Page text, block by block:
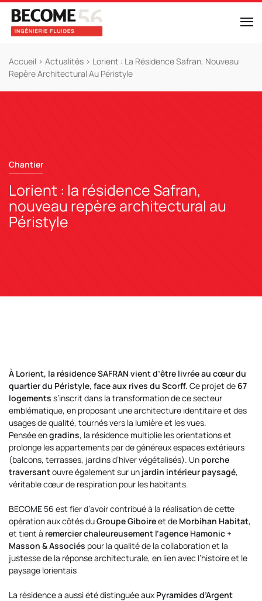
Accueil > Actualités > Lorient : La Résidence Safran, Nouveau
Repère Architectural Au Péristyle
Chantier
Lorient : la résidence Safran,
nouveau repère architectural au
Péristyle
À Lorient, la résidence SAFRAN vient d’être livrée au cœur du
quartier du Péristyle, face aux rives du Scorff. Ce projet de 67
logements s’inscrit dans la transformation de ce secteur
emblématique, en proposant une architecture identitaire et des
usages de qualité, tournés vers la lumière et les vues.
Pensée engradins, la résidence multiplie les orientations et
prolonge les appartements par de généreux espaces extérieurs
(balcons, terrasses, jardins d’hiver végétalisés). Un porche
traversantouvre également sur un jardin intérieur paysagé,
véritable cœur de respiration pour les habitants.
BECOME 56 est fier d’avoir contribué à la réalisation de cette
opération aux côtés duGroupe Giboireet de Morbihan Habitat,
et tient à remercier chaleureusement l’agence Hamonic +
Masson & Associés pour la qualité de la collaboration et la
justesse de la réponse architecturale, en lien avec l’histoire et le
paysage lorientais
La résidence a aussi été distinguée aux Pyramides d’Argent